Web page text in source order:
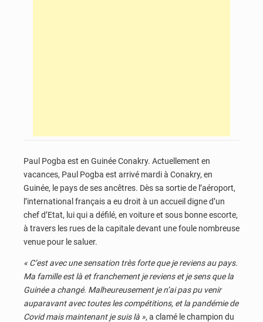
Paul Pogba est en Guinée Conakry. Actuellement en
vacances, Paul Pogba est arrivé mardi à Conakry, en
Guinée, le pays de ses ancêtres. Dès sa sortie de l’aéroport,
l’international français a eu droit à un accueil digne d’un
chef d’Etat, lui qui a défilé, en voiture et sous bonne escorte,
à travers les rues de la capitale devant une foule nombreuse
venue pour le saluer.
« C’est avec une sensation très forte que je reviens au pays.
Ma famille est là et franchement je reviens et je sens que la
Guinée a changé. Malheureusement je n’ai pas pu venir
auparavant avec toutes les compétitions, et la pandémie de
Covid mais maintenant je suis là », a clamé le champion du